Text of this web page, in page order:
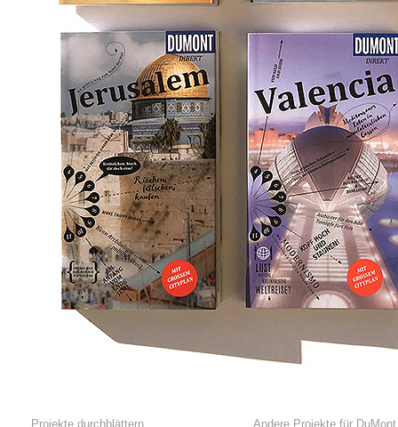
Projekte durchblättern Andere Projekte für